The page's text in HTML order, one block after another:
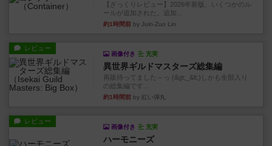
【ざっくりレビュー】2026年新版、いくつかのル
ールが追加された。追加...
約1時間前 by Juin-Zuo Lin
レビュー
画像付き 充実
異世界ギルドマスターズ総集編
再販待ってました～っ (&gt;_&lt;)しかも全部入り
の総集編です...
約1時間前 by 紅い弾丸
レビュー
画像付き 充実
ハーモニーズ